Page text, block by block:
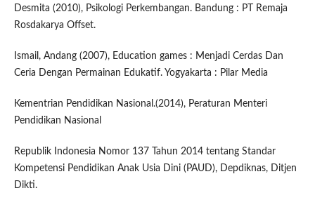
Desmita (2010), Psikologi Perkembangan. Bandung : PT Remaja
Rosdakarya Offset.
Ismail, Andang (2007), Education games : Menjadi Cerdas Dan
Ceria Dengan Permainan Edukatif. Yogyakarta : Pilar Media
Kementrian Pendidikan Nasional.(2014), Peraturan Menteri
Pendidikan Nasional
Republik Indonesia Nomor 137 Tahun 2014 tentang Standar
Kompetensi Pendidikan Anak Usia Dini (PAUD), Depdiknas, Ditjen
Dikti.